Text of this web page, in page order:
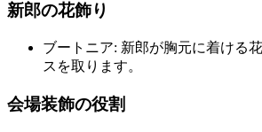
新郎の花飾り
ブートニア: 新郎が胸元に着ける
スを取ります。
会場装飾の役割